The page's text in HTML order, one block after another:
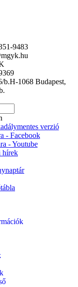
9483
H-1068 Budapest,